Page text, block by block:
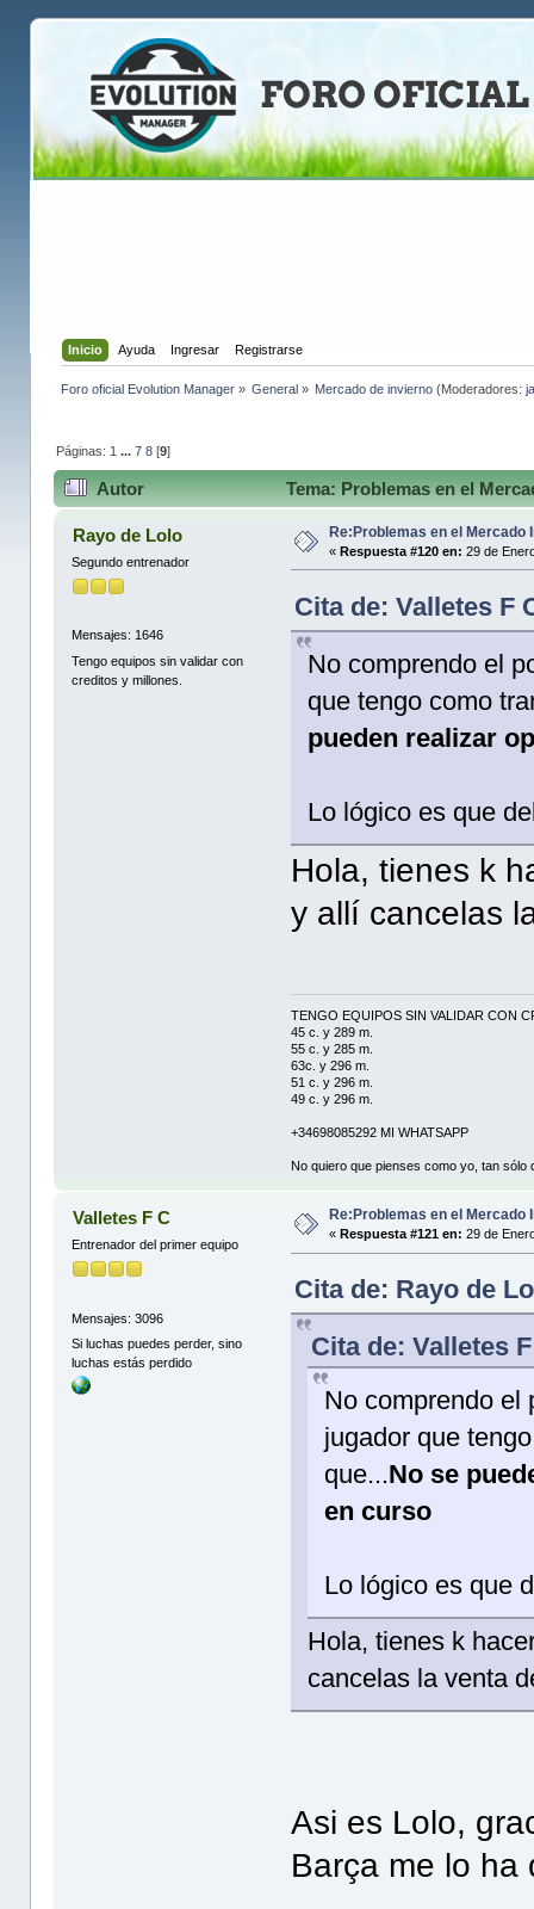
Inicio Ayuda Ingresar Registrarse
Foro oficial Evolution Manager» General » Mercado de invierno (Moderadores:
Páginas: 1 ... 7 8[9]
Autor Tema: Problemas en el
Rayo de Lolo
Segundo entrenador
Mensajes: 1646
Tengo equipos sin validar con
creditos y millones.
Re:Problemas en el Mercado
«Respuesta #120 en: 29 de
Cita de: Valletes F
No comprendo el
que tengo como
pueden realizar
Lo lógico es que
Hola, tienes k
y allí cancelas
TENGO EQUIPOS SIN VALIDAR CON
45 c. y 289 m.
55 c. y 285 m.
63c. y 296 m.
51 c. y 296 m.
49 c. y 296 m.
+34698085292 MI WHATSAPP
No quiero que pienses como yo, tan sólo
Valletes F C
Entrenador del primer equipo
Mensajes: 3096
Si luchas puedes perder, sino
luchas estás perdido
Re:Problemas en el Mercado
«Respuesta #121 en: 29 de
Cita de: Rayo de
Cita de: Valletes
No comprendo el
jugador que
que...No se
en curso
Lo lógico es que
Hola, tienes k
cancelas la venta
Asi es Lolo,
Barça me lo ha